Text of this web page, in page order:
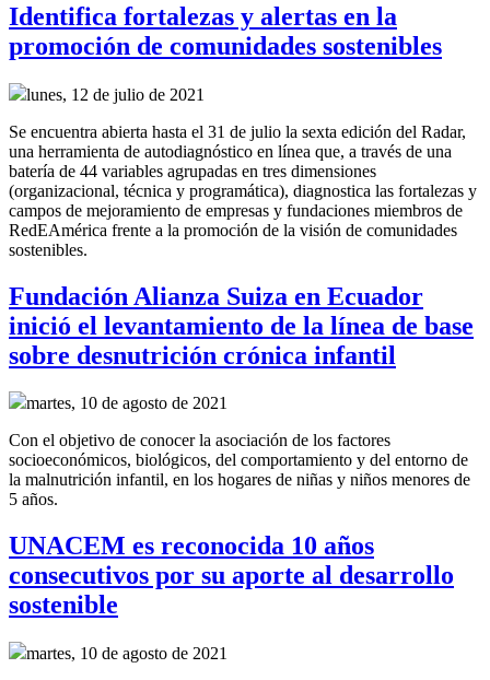
Identifica fortalezas y alertas en la
promoción de comunidades sostenibles
lunes, 12 de julio de 2021
Se encuentra abierta hasta el 31 de julio la sexta edición del Radar,
una herramienta de autodiagnóstico en línea que, a través de una
batería de 44 variables agrupadas en tres dimensiones
(organizacional, técnica y programática), diagnostica las fortalezas y
campos de mejoramiento de empresas y fundaciones miembros de
RedEAmérica frente a la promoción de la visión de comunidades
sostenibles.
Fundación Alianza Suiza en Ecuador
inició el levantamiento de la línea de base
sobre desnutrición crónica infantil
martes, 10 de agosto de 2021
Con el objetivo de conocer la asociación de los factores
socioeconómicos, biológicos, del comportamiento y del entorno de
la malnutrición infantil, en los hogares de niñas y niños menores de
5 años.
UNACEM es reconocida 10 años
consecutivos por su aporte al desarrollo
sostenible
martes, 10 de agosto de 2021